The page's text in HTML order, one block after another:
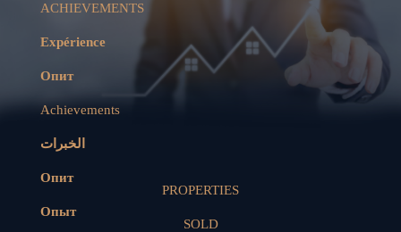
ACHIEVEMENTS
Expérience
Опит
Achievements
الخبرات
Опит
Опыт
PROPERTIES
SOLD